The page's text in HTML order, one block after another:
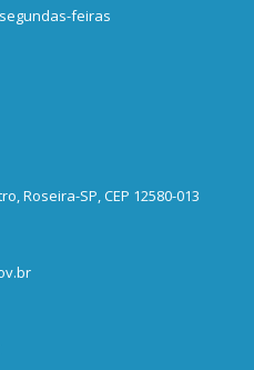
feiras
Roseira-SP, CEP 12580-013